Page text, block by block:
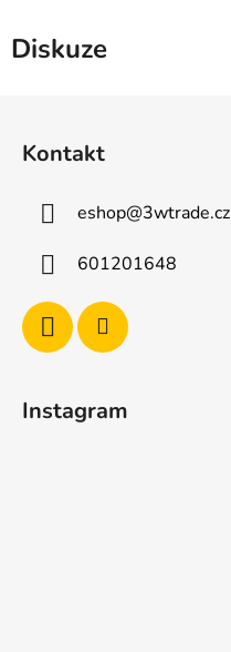
Diskuze
Kontakt
eshop@3wtrade.cz
601201648
Instagram